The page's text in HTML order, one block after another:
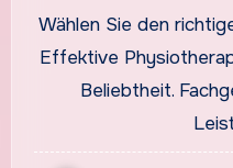
Wählen Sie den
Effektive
Beliebtheit.